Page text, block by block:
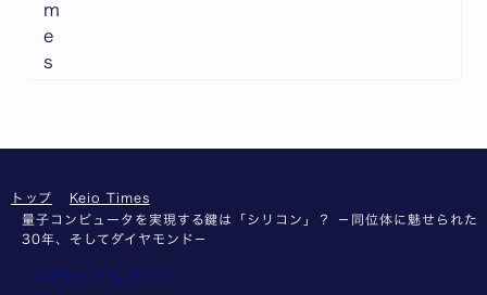
m
e
s
トップ
Keio Times
量子コンピュータを実現する鍵は「シリコン」？ －同位体に魅せられた
30年、そしてダイヤモンド－
このサイトについて